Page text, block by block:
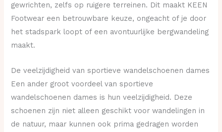
gewrichten, zelfs op ruigere terreinen. Dit maakt KEEN
Footwear een betrouwbare keuze, ongeacht of je door
het stadspark loopt of een avontuurlijke bergwandeling
maakt.
De veelzijdigheid van sportieve wandelschoenen dames
Een ander groot voordeel van sportieve
wandelschoenen dames is hun veelzijdigheid. Deze
schoenen zijn niet alleen geschikt voor wandelingen in
de natuur, maar kunnen ook prima gedragen worden